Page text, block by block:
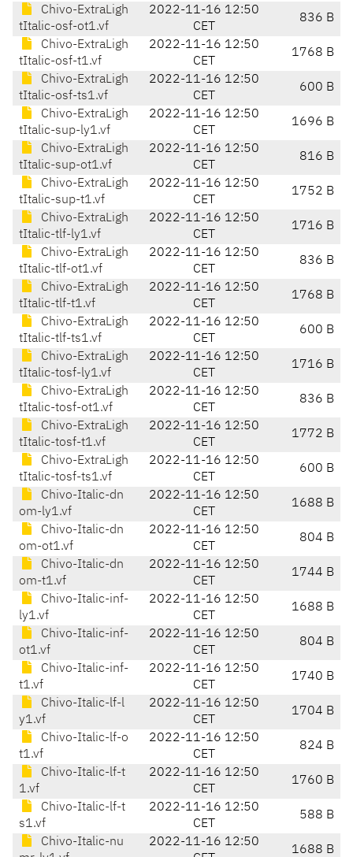
Chivo-ExtraLigh
tItalic-osf-ot1.vf
2022-11-16 12:50
CET
836 B
Chivo-ExtraLigh
tItalic-osf-t1.vf
2022-11-16 12:50
CET
1768 B
Chivo-ExtraLigh
tItalic-osf-ts1.vf
2022-11-16 12:50
CET
600 B
Chivo-ExtraLigh
tItalic-sup-ly1.vf
2022-11-16 12:50
CET
1696 B
Chivo-ExtraLigh
tItalic-sup-ot1.vf
2022-11-16 12:50
CET
816 B
Chivo-ExtraLigh
tItalic-sup-t1.vf
2022-11-16 12:50
CET
1752 B
Chivo-ExtraLigh
tItalic-tlf-ly1.vf
2022-11-16 12:50
CET
1716 B
Chivo-ExtraLigh
tItalic-tlf-ot1.vf
2022-11-16 12:50
CET
836 B
Chivo-ExtraLigh
tItalic-tlf-t1.vf
2022-11-16 12:50
CET
1768 B
Chivo-ExtraLigh
tItalic-tlf-ts1.vf
2022-11-16 12:50
CET
600 B
Chivo-ExtraLigh
tItalic-tosf-ly1.vf
2022-11-16 12:50
CET
1716 B
Chivo-ExtraLigh
tItalic-tosf-ot1.vf
2022-11-16 12:50
CET
836 B
Chivo-ExtraLigh
tItalic-tosf-t1.vf
2022-11-16 12:50
CET
1772 B
Chivo-ExtraLigh
tItalic-tosf-ts1.vf
2022-11-16 12:50
CET
600 B
Chivo-Italic-dn
om-ly1.vf
2022-11-16 12:50
CET
1688 B
Chivo-Italic-dn
om-ot1.vf
2022-11-16 12:50
CET
804 B
Chivo-Italic-dn
om-t1.vf
2022-11-16 12:50
CET
1744 B
Chivo-Italic-inf-
ly1.vf
2022-11-16 12:50
CET
1688 B
Chivo-Italic-inf-
ot1.vf
2022-11-16 12:50
CET
804 B
Chivo-Italic-inf-
t1.vf
2022-11-16 12:50
CET
1740 B
Chivo-Italic-lf-l
y1.vf
2022-11-16 12:50
CET
1704 B
Chivo-Italic-lf-o
t1.vf
2022-11-16 12:50
CET
824 B
Chivo-Italic-lf-t
1.vf
2022-11-16 12:50
CET
1760 B
Chivo-Italic-lf-t
s1.vf
2022-11-16 12:50
CET
588 B
Chivo-Italic-nu
2022-11-16 12:50
1688 B